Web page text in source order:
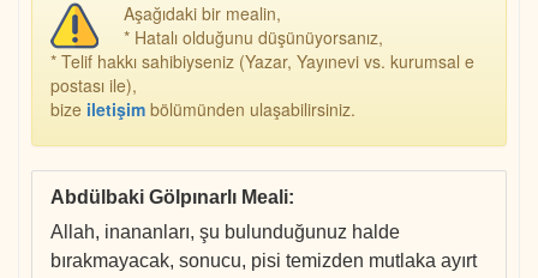
Aşağıdaki bir mealin,
* Hatalı olduğunu düşünüyorsanız,
* Telif hakkı sahibiyseniz (Yazar, Yayınevi vs. kurumsal e
postası ile),
bize iletişim bölümünden ulaşabilirsiniz.
Abdülbaki Gölpınarlı Meali:
Allah, inananları, şu bulunduğunuz halde
bırakmayacak, sonucu, pisi temizden mutlaka ayırt